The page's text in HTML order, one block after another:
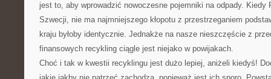
jest to, aby wprowadzić nowoczesne pojemniki na odpady. Kiedy
Szwecji, nie ma najmniejszego kłopotu z przestrzeganiem
kraju byłoby identycznie. Jednakże na nasze nieszczęście z
finansowych recykling ciągle jest niejako w powijakach.
Choć i tak w kwestii recyklingu jest dużo lepiej, aniżeli kiedyś!